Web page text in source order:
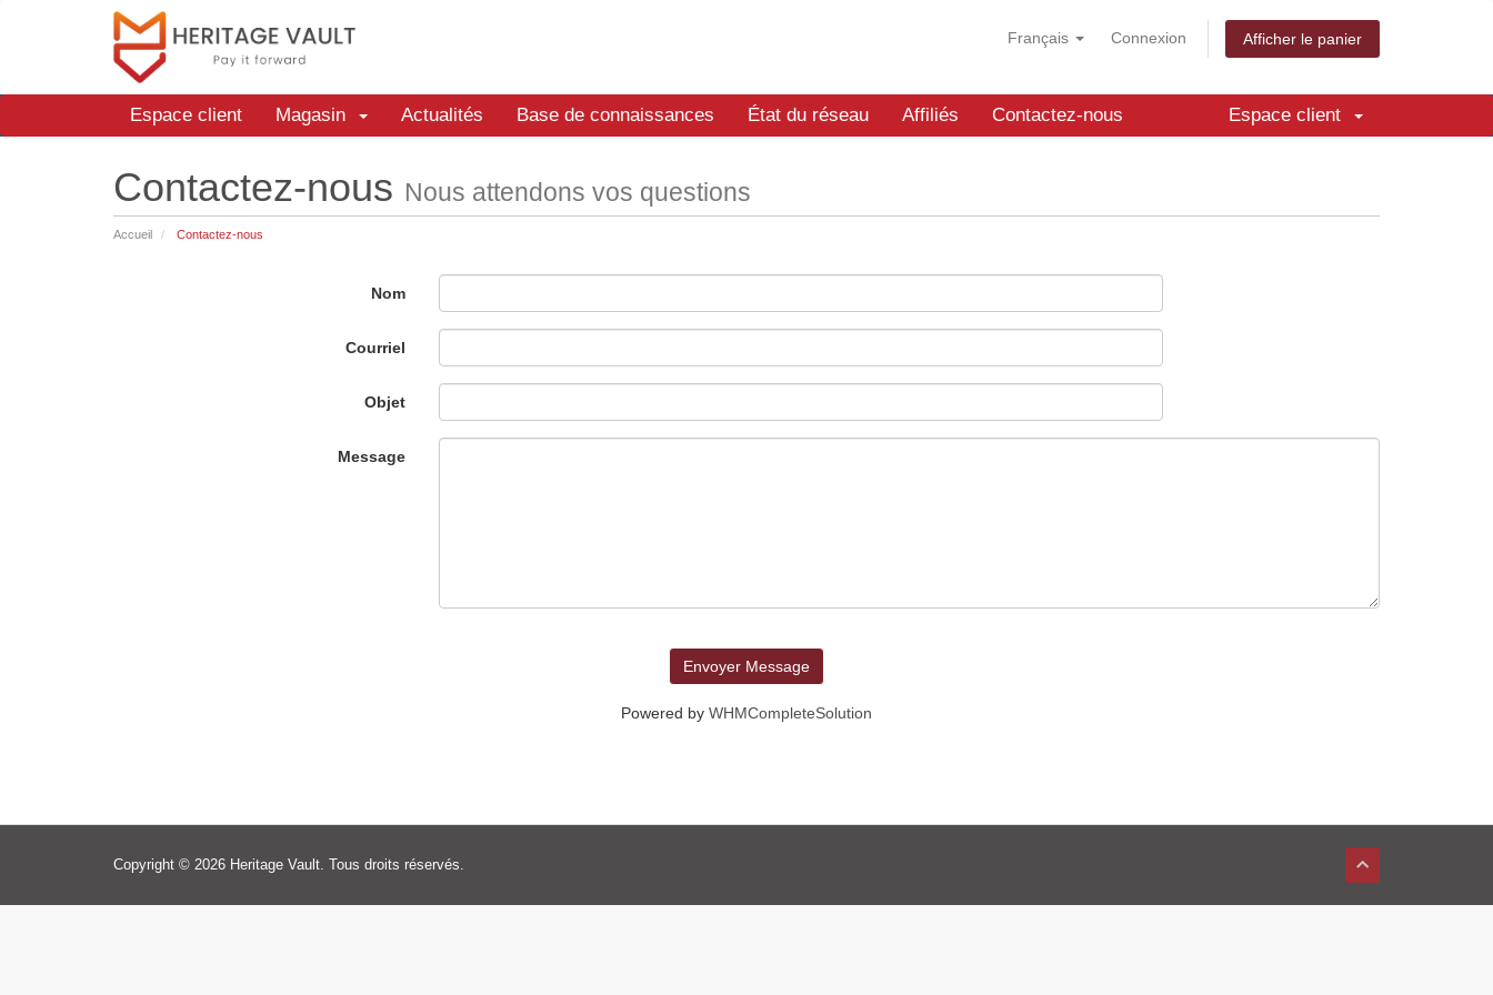
Français Connexion Afficher le panier
Espace client Magasin Actualités Base de connaissances État du réseau Affiliés Contactez-nous Espace client
Contactez-nous Nous attendons vos questions
Accueil Contactez-nous
Nom
Courriel
Objet
Message
Envoyer Message
Powered by WHMCompleteSolution
Copyright © 2026 Heritage Vault. Tous droits réservés.